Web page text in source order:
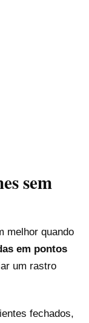
sem
melhor quando
em pontos
um rastro
fechados,